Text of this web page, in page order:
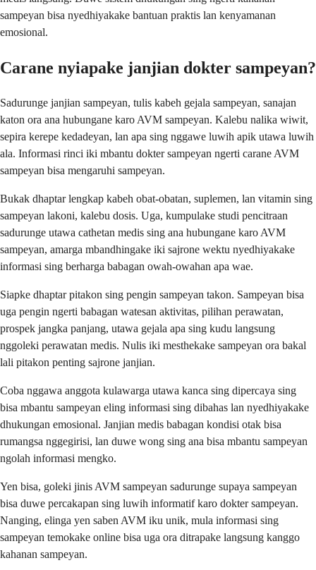
sampeyan bisa nyedhiyakake bantuan praktis lan kenyamanan
emosional.
Carane nyiapake janjian dokter sampeyan?
Sadurunge janjian sampeyan, tulis kabeh gejala sampeyan, sanajan
katon ora ana hubungane karo AVM sampeyan. Kalebu nalika wiwit,
sepira kerepe kedadeyan, lan apa sing nggawe luwih apik utawa luwih
ala. Informasi rinci iki mbantu dokter sampeyan ngerti carane AVM
sampeyan bisa mengaruhi sampeyan.
Bukak dhaptar lengkap kabeh obat-obatan, suplemen, lan vitamin sing
sampeyan lakoni, kalebu dosis. Uga, kumpulake studi pencitraan
sadurunge utawa cathetan medis sing ana hubungane karo AVM
sampeyan, amarga mbandhingake iki sajrone wektu nyedhiyakake
informasi sing berharga babagan owah-owahan apa wae.
Siapke dhaptar pitakon sing pengin sampeyan takon. Sampeyan bisa
uga pengin ngerti babagan watesan aktivitas, pilihan perawatan,
prospek jangka panjang, utawa gejala apa sing kudu langsung
nggoleki perawatan medis. Nulis iki mesthekake sampeyan ora bakal
lali pitakon penting sajrone janjian.
Coba nggawa anggota kulawarga utawa kanca sing dipercaya sing
bisa mbantu sampeyan eling informasi sing dibahas lan nyedhiyakake
dhukungan emosional. Janjian medis babagan kondisi otak bisa
rumangsa nggegirisi, lan duwe wong sing ana bisa mbantu sampeyan
ngolah informasi mengko.
Yen bisa, goleki jinis AVM sampeyan sadurunge supaya sampeyan
bisa duwe percakapan sing luwih informatif karo dokter sampeyan.
Nanging, elinga yen saben AVM iku unik, mula informasi sing
sampeyan temokake online bisa uga ora ditrapake langsung kanggo
kahanan sampeyan.